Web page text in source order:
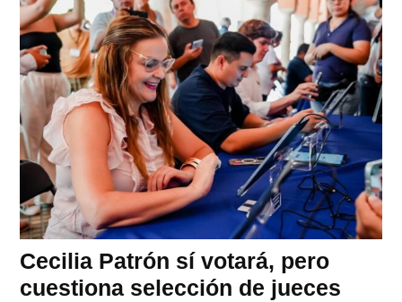
Cecilia Patrón sí votará, pero
cuestiona selección de jueces